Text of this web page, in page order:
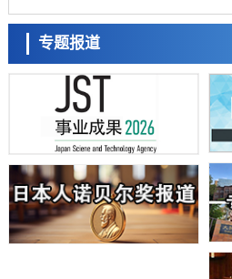
科学研究
藤田医科大学等成功鉴定出非结核分枝
该基因的必要性因菌株而异
经济・社会
【AI法下篇】如何应对AI的不可控性
科学研究
日本学术会议：为保持土壤健康应采取
的具体对策
科学研究
大阪大学开发基于水氢键网络的温度预
高精度解读
经济・社会
【AI法上篇】如何对“将人生交给AI”保
专题报道